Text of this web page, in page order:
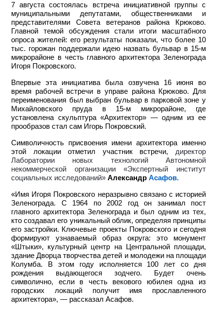
7 августа состоялась встреча инициативной группы с
муниципальными депутатами, общественниками и
представителями Совета ветеранов района Крюково.
Главной темой обсуждения стали итоги масштабного
опроса жителей: его результаты показали, что более 10
тыс. горожан поддержали идею назвать бульвар в 15-м
микрорайоне в честь главного архитектора Зеленограда
Игоря Покровского.
Впервые эта инициатива была озвучена 16 июня во
время рабочей встречи в управе района Крюково. Для
переименования был выбран бульвар в парковой зоне у
Михайловского пруда в 15-м микрорайоне, где
установлена скульптура «Архитектор» — одним из ее
прообразов стал сам Игорь Покровский.
Символичность присвоения имени архитектора именно
этой локации отметил участник встречи, директор
Лаборатории новых технологий Автономной
некоммерческой организации «Экспертный институт
социальных исследований» Александр Асафов.
«Имя Игоря Покровского неразрывно связано с историей
Зеленограда. С 1964 по 2002 год он занимал пост
главного архитектора Зеленограда и был одним из тех,
кто создавал его уникальный облик, определяя принципы
его застройки. Ключевые проекты Покровского и сегодня
формируют узнаваемый образ округа: это монумент
«Штыки», культурный центр на Центральной площади,
здание Дворца творчества детей и молодежи на площади
Колумба. В этом году исполняется 100 лет со дня
рождения выдающегося зодчего. Будет очень
символично, если в честь векового юбилея одна из
городских локаций получит имя прославленного
архитектора», — рассказал Асафов.